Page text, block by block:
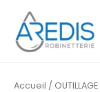
contenu
Accueil / OUTILLAGE